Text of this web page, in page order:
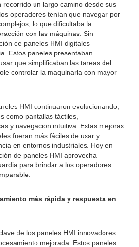
recorrido un largo camino desde sus
operadores tenían que navegar por
lo que dificultaba la
con las máquinas. Sin
de paneles HMI digitales
Estos paneles presentaban
que simplificaban las tareas del
controlar la maquinaria con mayor
HMI continuaron evolucionando,
como pantallas táctiles,
y navegación intuitiva. Estas mejoras
fueran más fáciles de usar y
en entornos industriales. Hoy en
de paneles HMI aprovecha
para brindar a los operadores
más rápida y respuesta en
de los paneles HMI innovadores
mejorada. Estos paneles